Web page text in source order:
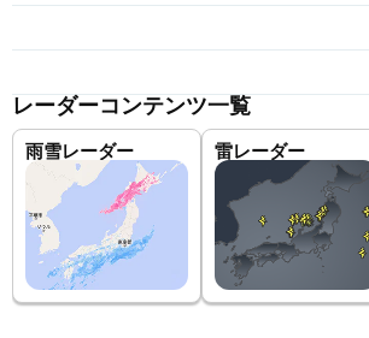
レーダーコンテンツ一覧
雨雪レーダー 雷レーダー